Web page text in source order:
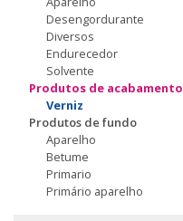
Desengordurante
Diversos
Endurecedor
Solvente
Produtos de acabamento
Verniz
Produtos de fundo
Aparelho
Betume
Primario
Primário aparelho